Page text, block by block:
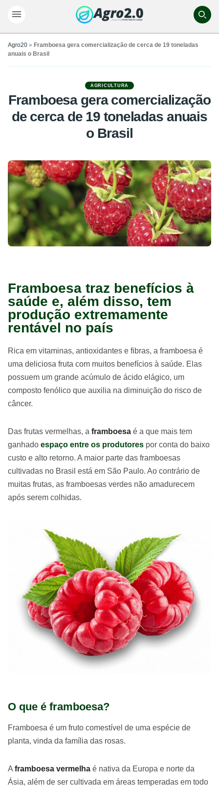
Agro20 » Framboesa gera comercialização de cerca de 19 toneladas
anuais o Brasil
AGRICULTURA
Framboesa gera comercialização
de cerca de 19 toneladas anuais
o Brasil
Framboesa traz benefícios à
saúde e, além disso, tem
produção extremamente
rentável no país
Rica em vitaminas, antioxidantes e fibras, a framboesa é
uma deliciosa fruta com muitos benefícios à saúde. Elas
possuem um grande acúmulo de ácido elágico, um
composto fenólico que auxilia na diminuição do risco de
câncer.
Das frutas vermelhas, a framboesa é a que mais tem
ganhado espaço entre os produtores por conta do baixo
custo e alto retorno. A maior parte das framboesas
cultivadas no Brasil está em São Paulo. Ao contrário de
muitas frutas, as framboesas verdes não amadurecem
após serem colhidas.
O que é framboesa?
Framboesa é um fruto comestível de uma espécie de
planta, vinda da família das rosas.
A framboesa vermelha é nativa da Europa e norte da
Ásia, além de ser cultivada em áreas temperadas em todo